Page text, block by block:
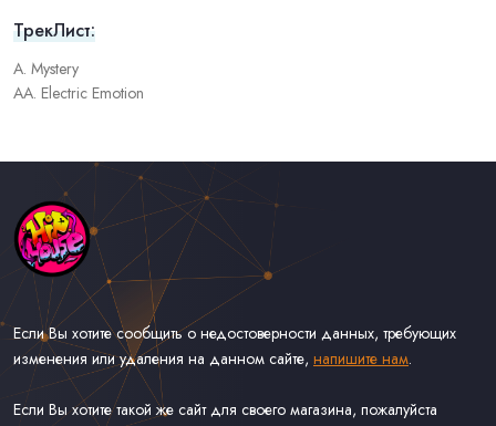
ТрекЛист:
A. Mystery
AA. Electric Emotion
Если Вы хотите сообщить о недостоверности данных, требующих
изменения или удаления на данном сайте, напишите нам.
Если Вы хотите такой же сайт для своего магазина, пожалуйста